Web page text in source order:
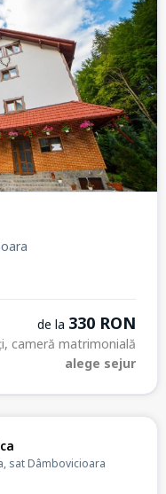
de la 330 RON
cameră matrimonială
alege sejur
sat Dâmbovicioara